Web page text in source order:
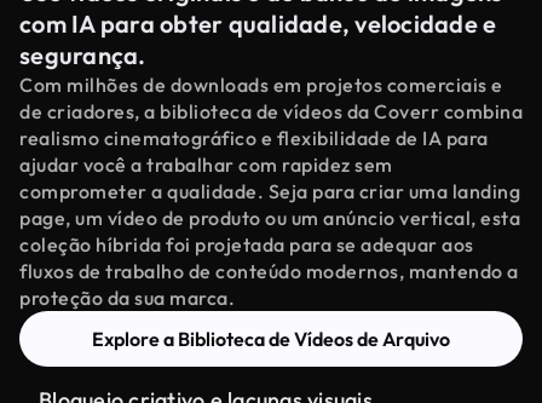
com IA para obter qualidade, velocidade e
segurança.
Com milhões de downloads em projetos comerciais e
de criadores, a biblioteca de vídeos da Coverr combina
realismo cinematográfico e flexibilidade de IA para
ajudar você a trabalhar com rapidez sem
comprometer a qualidade. Seja para criar uma landing
page, um vídeo de produto ou um anúncio vertical, esta
coleção híbrida foi projetada para se adequar aos
fluxos de trabalho de conteúdo modernos, mantendo a
proteção da sua marca.
Explore a Biblioteca de Vídeos de Arquivo